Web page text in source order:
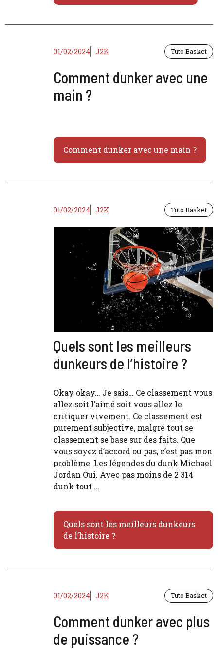
01/02/2024 J2K Tuto Basket
Comment dunker avec une
main ?
Comment dunker avec une main ?
01/02/2024 J2K Tuto Basket
Quels sont les meilleurs
dunkeurs de l’histoire ?
Okay okay… Je sais… Ce classement vous
allez soit l’aimé soit vous allez le
critiquer vivement. Ce classement est
purement subjective, malgré tout se
classement se base sur des faits. Que
vous soyez d’accord ou pas, c’est pas mon
problème. Les légendes du dunk Michael
Jordan Oui. Avec pas moins de 2 314
dunk tout ...
Quels sont les meilleurs dunkeurs
de l’histoire ?
01/02/2024 J2K Tuto Basket
Comment dunker avec plus
de puissance ?